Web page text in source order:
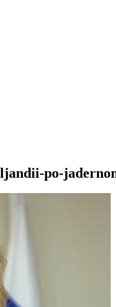
po-